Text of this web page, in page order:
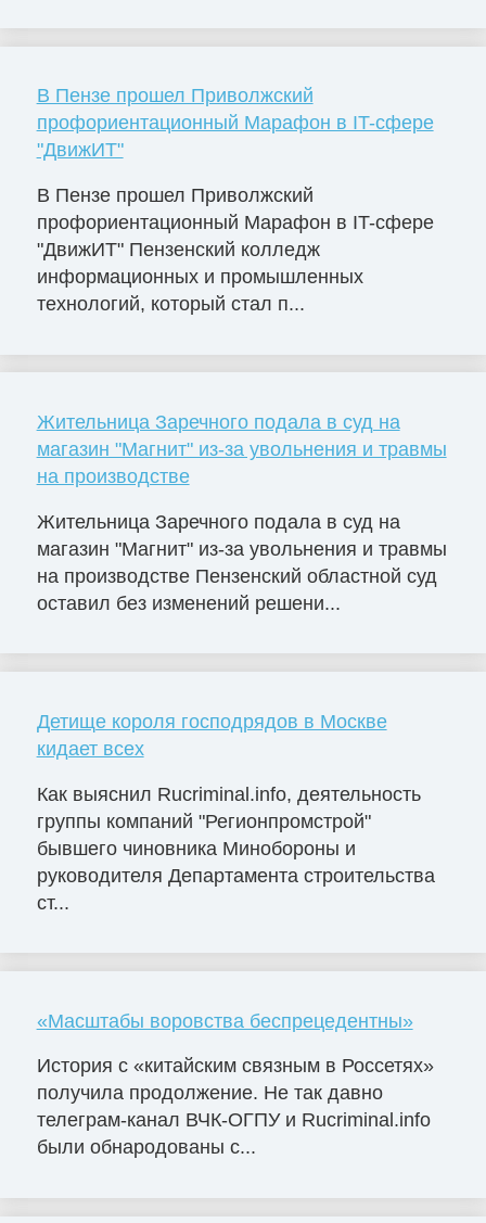
В Пензе прошел Приволжский
профориентационный Марафон в IT-сфере
"ДвижИТ"
В Пензе прошел Приволжский
профориентационный Марафон в IT-сфере
"ДвижИТ" Пензенский колледж
информационных и промышленных
технологий, который стал п...
Жительница Заречного подала в суд на
магазин "Магнит" из-за увольнения и травмы
на производстве
Жительница Заречного подала в суд на
магазин "Магнит" из-за увольнения и травмы
на производстве Пензенский областной суд
оставил без изменений решени...
Детище короля господрядов в Москве
кидает всех
Как выяснил Rucriminal.info, деятельность
группы компаний "Регионпромстрой"
бывшего чиновника Минобороны и
руководителя Департамента строительства
ст...
«Масштабы воровства беспрецедентны»
История с «китайским связным в Россетях»
получила продолжение. Не так давно
телеграм-канал ВЧК-ОГПУ и Rucriminal.info
были обнародованы с...